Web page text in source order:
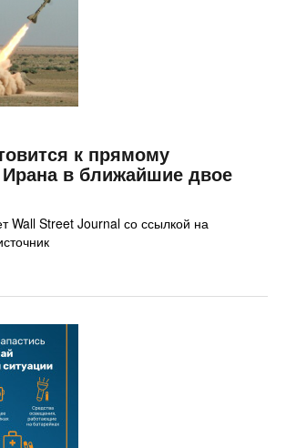
к прямому
в ближайшие двое
Wall Street Journal со ссылкой на